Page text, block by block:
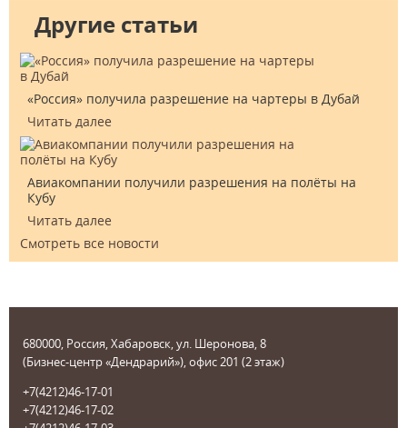
Другие статьи
«Россия» получила разрешение на чартеры в Дубай
Читать далее
Авиакомпании получили разрешения на полёты на
Кубу
Читать далее
Смотреть все новости
680000, Россия, Хабаровск, ул. Шеронова, 8
(Бизнес-центр «Дендрарий»), офис 201 (2 этаж)
+7(4212)46-17-01
+7(4212)46-17-02